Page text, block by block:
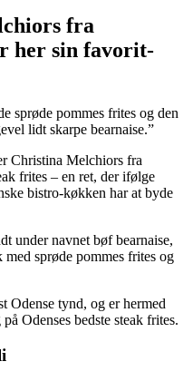
fra
her sin favorit-
sprøde pommes frites og den
lidt skarpe bearnaise.”
Christina Melchiors fra
frites – en ret, der ifølge
bistro-køkken har at byde
under navnet bøf bearnaise,
med sprøde pommes frites og
Odense tynd, og er hermed
Odenses bedste steak frites.